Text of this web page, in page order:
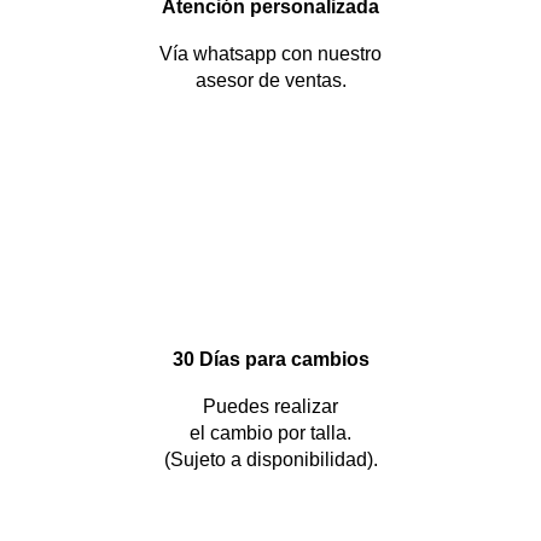
Atención personalizada
Vía whatsapp con nuestro
asesor de ventas.
30 Días para cambios
Puedes realizar
el cambio por talla.
(Sujeto a disponibilidad).